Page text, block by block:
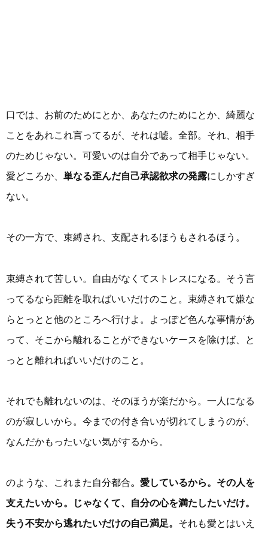
口では、お前のためにとか、あなたのためにとか、綺麗な
ことをあれこれ言ってるが、それは嘘。全部。それ、相手
のためじゃない。可愛いのは自分であって相手じゃない。
愛どころか、 単なる歪んだ自己承認欲求の発露にしかすぎ
ない。
その一方で、束縛され、支配されるほうもされるほう。
束縛されて苦しい。自由がなくてストレスになる。そう言
ってるなら距離を取ればいいだけのこと。束縛されて嫌な
らとっとと他のところへ行けよ。よっぽど色んな事情があ
って、そこから離れることができないケースを除けば、と
っとと離れればいいだけのこと。
それでも離れないのは、そのほうが楽だから。一人になる
のが寂しいから。今までの付き合いが切れてしまうのが、
なんだかもったいない気がするから。
のような、これまた自分都合。愛しているから。その人を
支えたいから。じゃなくて、自分の心を満たしたいだけ。
失う不安から逃れたいだけの自己満足。 それも愛とはいえ